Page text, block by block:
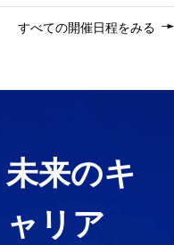
すべての開催日程をみる
未来のキ
ャリア